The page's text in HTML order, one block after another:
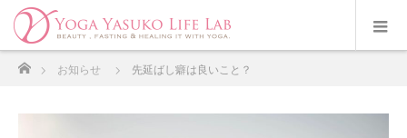
ホーム
お知らせ 先延ばし癖は良いこと？